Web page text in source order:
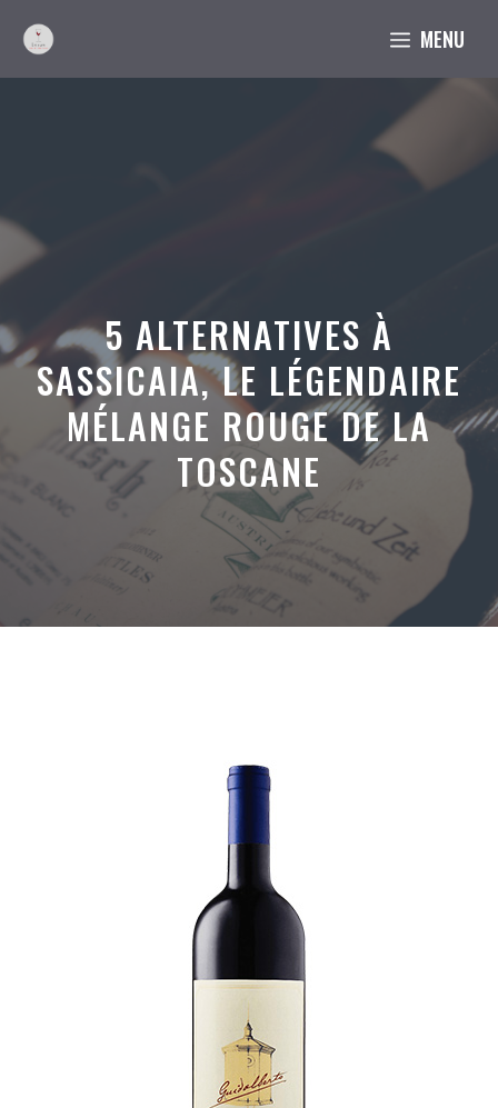
contenu
MENU
5 ALTERNATIVES À
SASSICAIA, LE LÉGENDAIRE
MÉLANGE ROUGE DE LA
TOSCANE